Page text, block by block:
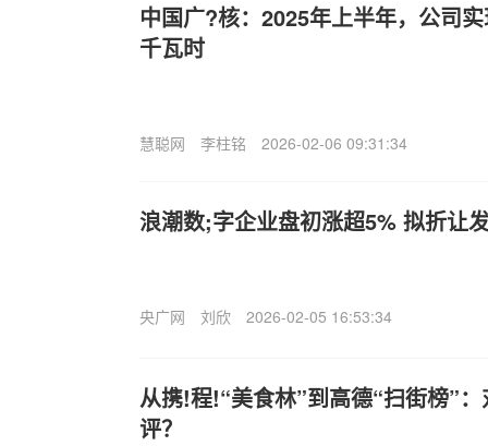
中国广?核：2025年上半年，公司
千瓦时
慧聪网 李柱铭 2026-02-06 09:31:34
浪潮数;字企业盘初涨超5% 拟折让
央广网 刘欣 2026-02-05 16:53:34
从携!程!“美食林”到高德“扫街榜”
评？